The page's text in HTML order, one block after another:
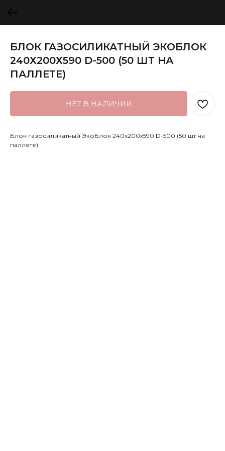
БЛОК ГАЗОСИЛИКАТНЫЙ ЭКОБЛОК
240Х200Х590 D-500 (50 ШТ НА
ПАЛЛЕТЕ)
НЕТ В НАЛИЧИИ
Блок газосиликатный ЭкоБлок 240х200х590 D-500 (50 шт на
паллете)